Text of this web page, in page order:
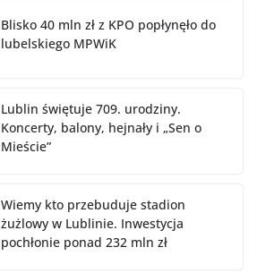
Blisko 40 mln zł z KPO popłynęło do
lubelskiego MPWiK
Lublin świętuje 709. urodziny.
Koncerty, balony, hejnały i „Sen o
Mieście”
Wiemy kto przebuduje stadion
żużlowy w Lublinie. Inwestycja
pochłonie ponad 232 mln zł